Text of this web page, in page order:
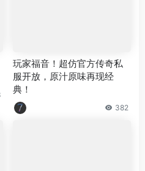
玩家福音！超仿官方传奇私
服开放，原汁原味再现经
典！
382